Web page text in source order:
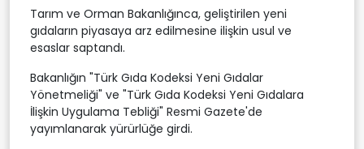
Tarım ve Orman Bakanlığınca, geliştirilen yeni
gıdaların piyasaya arz edilmesine ilişkin usul ve
esaslar saptandı.
Bakanlığın "Türk Gıda Kodeksi Yeni Gıdalar
Yönetmeliği" ve "Türk Gıda Kodeksi Yeni Gıdalara
İlişkin Uygulama Tebliği" Resmi Gazete'de
yayımlanarak yürürlüğe girdi.